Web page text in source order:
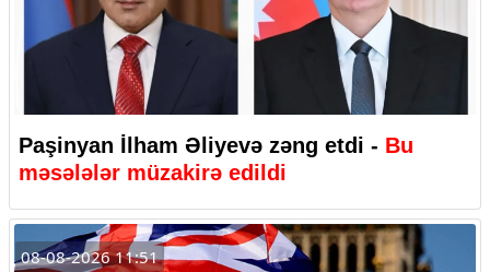
Paşinyan İlham Əliyevə zəng etdi - Bu
məsələlər müzakirə edildi
08-08-2026 11:51